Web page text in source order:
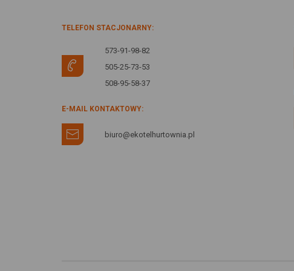
TELEFON STACJONARNY:
573-91-98-82
505-25-73-53
508-95-58-37
E-MAIL KONTAKTOWY:
biuro@ekotelhurtownia.pl